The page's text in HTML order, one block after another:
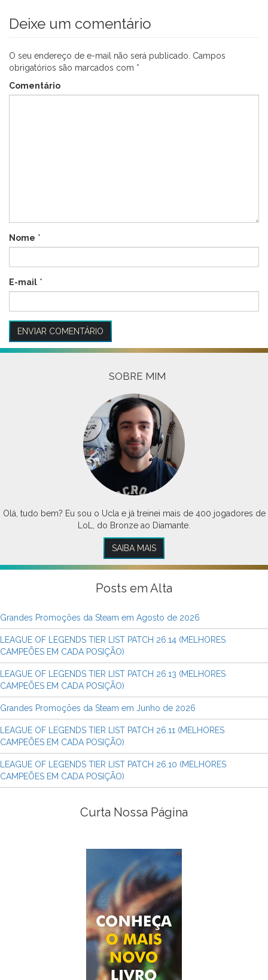
Deixe um comentário
O seu endereço de e-mail não será publicado. Campos
obrigatórios são marcados com *
Comentário
Nome *
E-mail *
SOBRE MIM
Olá, tudo bem? Eu sou o Ucla e já treinei mais de 400 jogadores de
LoL, do Bronze ao Diamante.
SAIBA MAIS
Posts em Alta
Grandes Promoções da Steam em Agosto de 2026
LEAGUE OF LEGENDS TIER LIST PATCH 26.14 (MELHORES
CAMPEÕES EM CADA POSIÇÃO)
LEAGUE OF LEGENDS TIER LIST PATCH 26.13 (MELHORES
CAMPEÕES EM CADA POSIÇÃO)
Grandes Promoções da Steam em Junho de 2026
LEAGUE OF LEGENDS TIER LIST PATCH 26.11 (MELHORES
CAMPEÕES EM CADA POSIÇÃO)
LEAGUE OF LEGENDS TIER LIST PATCH 26.10 (MELHORES
CAMPEÕES EM CADA POSIÇÃO)
Curta Nossa Página